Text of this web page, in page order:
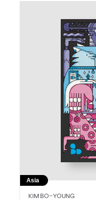
Asia
KIM BO-YOUNG